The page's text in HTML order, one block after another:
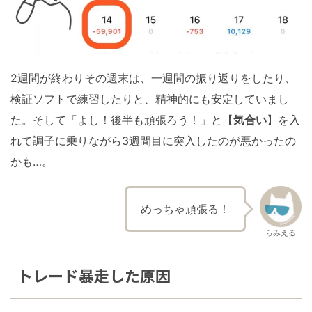
2週間が終わりその週末は、一週間の振り返りをしたり、
検証ソフトで練習したりと、精神的にも安定していまし
た。そして「よし！後半も頑張ろう！」と【気合い】を入
れて調子に乗りながら3週間目に突入したのが悪かったの
かも…。
めっちゃ頑張る！
らみえる
トレード暴走した原因